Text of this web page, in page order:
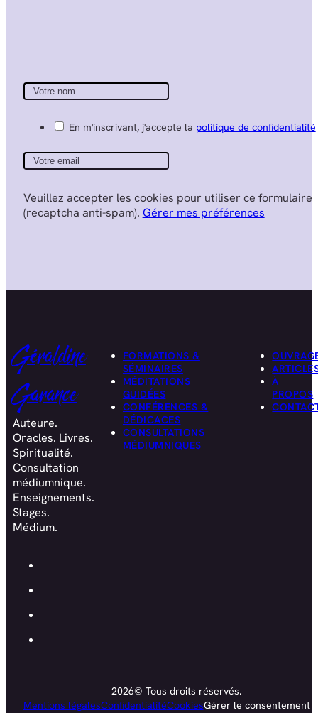
En m'inscrivant, j'accepte la politique de confidentialité
Veuillez accepter les cookies pour utiliser ce formulaire
(recaptcha anti-spam). Gérer mes préférences
Géraldine
Garance
Auteure.
Oracles. Livres.
Spiritualité.
Consultation
médiumnique.
Enseignements.
Stages.
Médium.
FORMATIONS &
SÉMINAIRES
MÉDITATIONS
GUIDÉES
CONFÉRENCES &
DÉDICACES
CONSULTATIONS
MÉDIUMNIQUES
À
PROPOS
2026© Tous droits réservés.
Mentions légalesConfidentialitéCookiesGérer le consentement